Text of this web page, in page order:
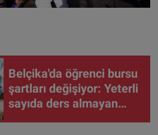
Belçika'da öğrenci bursu
şartları değişiyor: Yeterli
sayıda ders almayan